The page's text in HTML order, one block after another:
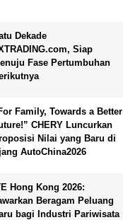
Dekade
Siap
Fase Pertumbuhan
Family, Towards a Better
CHERY Luncurkan
Nilai yang Baru di
AutoChina2026
Hong Kong 2026:
Beragam Peluang
bagi Industri Pariwisata